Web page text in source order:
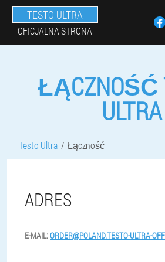
TESTO ULTRA
OFICJALNA STRONA
ŁĄCZNOŚĆ
ULTRA
Testo Ultra Łączność
ADRES
E-MAIL:ORDER@POLAND.TESTO-ULTRA-